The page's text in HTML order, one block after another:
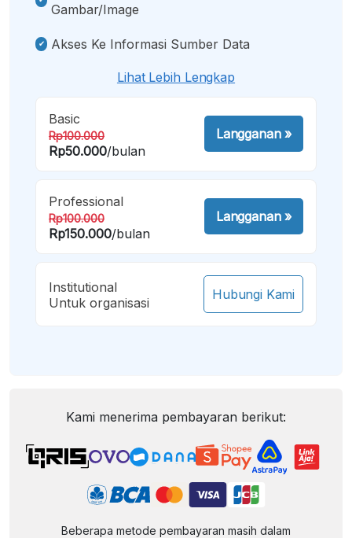
Gambar/image
Akses Ke Informasi Sumber Data
Lihat Lebih Lengkap
Basic
Rp100.000
Rp50.000/bulan
Langganan»
Professional
Rp100.000
Rp150.000/bulan
Langganan»
Institutional
Untuk organisasi
Hubungi Kami
Kami menerima pembayaran berikut:
Beberapa metode pembayaran masih dalam